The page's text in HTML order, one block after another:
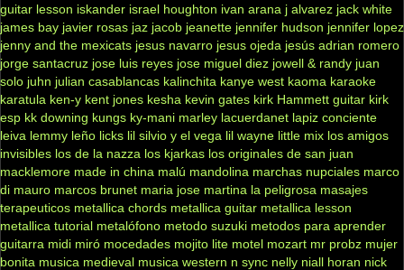
guitar lesson iskander israel houghton ivan arana j alvarez jack white
james bay javier rosas jaz jacob jeanette jennifer hudson jennifer lopez
jenny and the mexicats jesus navarro jesus ojeda jesús adrian romero
jorge santacruz jose luis reyes jose miguel diez jowell & randy juan
solo juhn julian casablancas kalinchita kanye west kaoma karaoke
karatula ken-y kent jones kesha kevin gates kirk Hammett guitar kirk
esp kk downing kungs ky-mani marley lacuerdanet lapiz conciente
leiva lemmy leño licks lil silvio y el vega lil wayne little mix los amigos
invisibles los de la nazza los kjarkas los originales de san juan
macklemore made in china malú mandolina marchas nupciales marco
di mauro marcos brunet maria jose martina la peligrosa masajes
terapeuticos metallica chords metallica guitar metallica lesson
metallica tutorial metalófono metodo suzuki metodos para aprender
guitarra midi miró mocedades mojito lite motel mozart mr probz mujer
bonita musica medieval musica western n sync nelly niall horan nick